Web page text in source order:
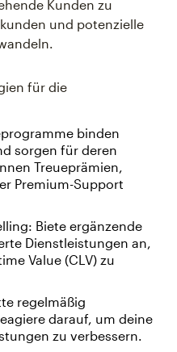
Kunden zu
und potenzielle
für die
binden
sorgen für deren
Treueprämien,
Premium-Support
Biete ergänzende
Dienstleistungen an,
Value (CLV) zu
regelmäßig
darauf, um deine
zu verbessern.